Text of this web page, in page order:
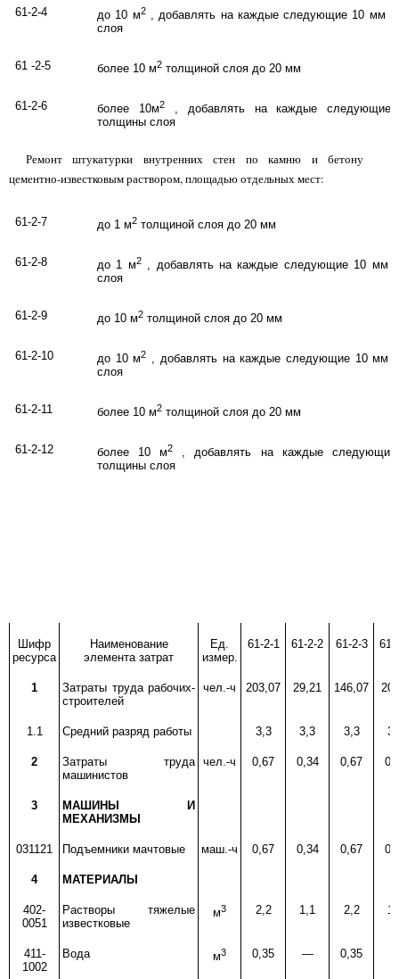
61-2-4 до 10 м2, добавлять на каждые следующие 10 мм
слоя
61 -2-5 более 10 м2 толщиной слоя до 20 мм
61-2-6 более 10м2, добавлять на каждые
толщины слоя
Ремонт штукатурки внутренних стен по камню и бетону
цементно-известковым раствором, площадью отдельных мест:
61-2-7 до 1 м2 толщиной слоя до 20 мм
61-2-8 до 1 м2, добавлять на каждые следующие 10 мм
слоя
61-2-9 до 10 м2 толщиной слоя до 20 мм
61-2-10 до 10 м2
, добавлять на каждые следующие 10 мм
слоя
61-2-11 более 10 м2 толщиной слоя до 20 мм
61-2-12 более 10 м2
, добавлять на каждые
толщины слоя
Шифр
ресурса
Наименование
элемента затрат
Ед.
измер.
61-2-1 61-2-2 61-2-3 61-
1
Затраты труда рабочих-
строителей
чел.-ч 203,07 29,21 146,07
1.1 Средний разряд работы 3,3 3,3 3,3
2
Затраты труда
машинистов
чел.-ч 0,67 0,34 0,67
3
МАШИНЫ И
МЕХАНИЗМЫ
031121 Подъемники мачтовые маш.-ч 0,67 0,34 0,67
4 МАТЕРИАЛЫ
402-
0051
Растворы тяжелые
известковые
м3 2,2 1,1 2,2
411-
1002
Вода м3 0,35 — 0,35